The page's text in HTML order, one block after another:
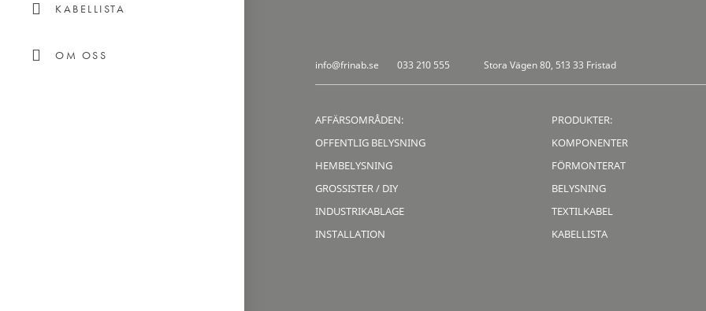
KABELLISTA
OM OSS
info@frinab.se 033 210 555 Stora Vägen 80, 513 33 Fristad
AFFÄRSOMRÅDEN:
OFFENTLIG BELYSNING
HEMBELYSNING
GROSSISTER / DIY
INDUSTRIKABLAGE
INSTALLATION
PRODUKTER:
KOMPONENTER
FÖRMONTERAT
BELYSNING
TEXTILKABEL
KABELLISTA